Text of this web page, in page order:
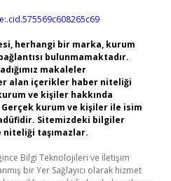
herhangi bir marka, kurum
bulunmamaktadır.
makaleler
alan içerikler haber niteliği
ve kişiler hakkında
Gerçek kurum ve kişiler ile isim
Sitemizdeki bilgiler
taşımazlar.
Bilgi Teknolojileri ve İletişim
bir Yer Sağlayıcı olarak hizmet